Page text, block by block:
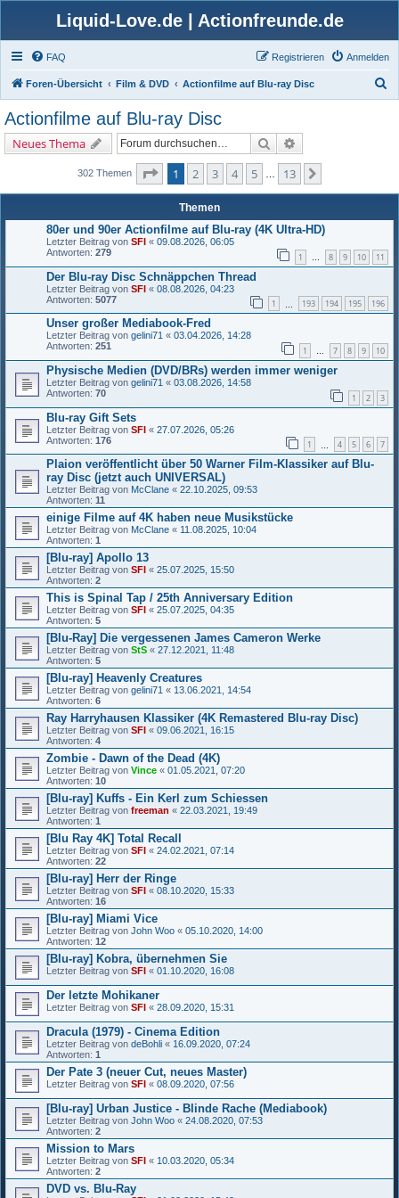
Liquid-Love.de | Actionfreunde.de
FAQ Anmelden
Registrieren
Foren-Übersicht Film & DVD Actionfilme auf Blu-ray Disc
Actionfilme auf Blu-ray Disc
Neues Thema Suche
302 Themen Seite von
1 2 3 4 5 13
Themen
80er und 90er Actionfilme auf Blu-ray (4K Ultra-HD)
Letzter Beitrag von SFI « 09.08.2026, 06:05
Antworten: 279 1 … 8 9 10 11
Der Blu-ray Disc Schnäppchen Thread
Letzter Beitrag von SFI « 08.08.2026, 04:23
Antworten: 5077 1 193 194 195 196
Unser großer Mediabook-Fred
Letzter Beitrag von gelini71 « 03.04.2026, 14:28
Antworten: 251 1 … 7 8 9 10
Physische Medien (DVD/BRs) werden immer weniger
Letzter Beitrag von gelini71 « 03.08.2026, 14:58
Antworten: 70 1 2 3
Blu-ray Gift Sets
Letzter Beitrag von SFI « 27.07.2026, 05:26
Antworten: 176 1 4 5 6 7
Plaion veröffentlicht über 50 Warner Film-Klassiker auf Blu-
ray Disc (jetzt auch UNIVERSAL)
Letzter Beitrag von McClane « 22.10.2025, 09:53
Antworten: 11
einige Filme auf 4K haben neue Musikstücke
Letzter Beitrag von McClane « 11.08.2025, 10:04
Antworten: 1
[Blu-ray] Apollo 13
Letzter Beitrag von SFI « 25.07.2025, 15:50
Antworten: 2
This is Spinal Tap / 25th Anniversary Edition
Letzter Beitrag von SFI « 25.07.2025, 04:35
Antworten: 5
[Blu-Ray] Die vergessenen James Cameron Werke
Letzter Beitrag von StS « 27.12.2021, 11:48
Antworten: 5
[Blu-ray] Heavenly Creatures
Letzter Beitrag von gelini71 « 13.06.2021, 14:54
Antworten: 6
Ray Harryhausen Klassiker (4K Remastered Blu-ray Disc)
Letzter Beitrag von SFI « 09.06.2021, 16:15
Antworten: 4
Zombie - Dawn of the Dead (4K)
Letzter Beitrag von Vince « 01.05.2021, 07:20
Antworten: 10
[Blu-ray] Kuffs - Ein Kerl zum Schiessen
Letzter Beitrag von freeman « 22.03.2021, 19:49
Antworten: 1
[Blu Ray 4K] Total Recall
Letzter Beitrag von SFI « 24.02.2021, 07:14
Antworten: 22
[Blu-ray] Herr der Ringe
Letzter Beitrag von SFI « 08.10.2020, 15:33
Antworten: 16
[Blu-ray] Miami Vice
Letzter Beitrag von John Woo « 05.10.2020, 14:00
Antworten: 12
[Blu-ray] Kobra, übernehmen Sie
Letzter Beitrag von SFI « 01.10.2020, 16:08
Der letzte Mohikaner
Letzter Beitrag von SFI « 28.09.2020, 15:31
Dracula (1979) - Cinema Edition
Letzter Beitrag von deBohli « 16.09.2020, 07:24
Antworten: 1
Der Pate 3 (neuer Cut, neues Master)
Letzter Beitrag von SFI « 08.09.2020, 07:56
[Blu-ray] Urban Justice - Blinde Rache (Mediabook)
Letzter Beitrag von John Woo « 24.08.2020, 07:53
Antworten: 2
Mission to Mars
Letzter Beitrag von SFI « 10.03.2020, 05:34
Antworten: 2
DVD vs. Blu-Ray